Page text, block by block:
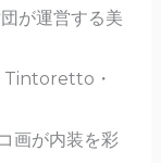
が運営する美
Tintoretto・
画が内装を彩